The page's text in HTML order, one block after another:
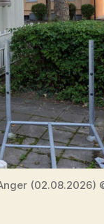
(02.08.2026)